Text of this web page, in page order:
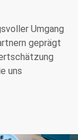
Umgang
geprägt
uns